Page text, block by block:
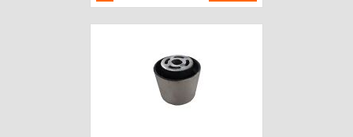
יצרן:CROWN AUTOMOTIVE